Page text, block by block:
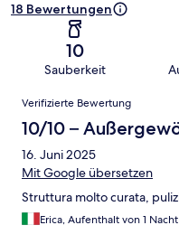
18 Bewertungen
10
Sauberkeit
Bewertungen
Verifizierte Bewertung
10/10 –
16. Juni 2025
Mit Google übersetzen
Struttura molto curata,
Erica, Aufenthalt von 1 Nacht